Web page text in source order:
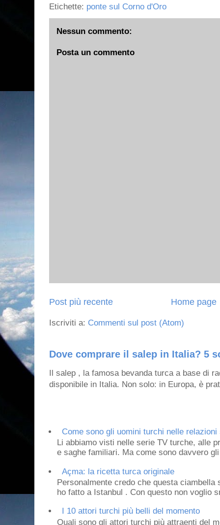
Etichette: ponte sul Corno d'Oro
Nessun commento:
Posta un commento
Post più recente Home page
Iscriviti a: Commenti sul post (Atom)
Dove comprare il salep in Italia? 5
Il salep , la famosa bevanda turca a base di
disponibile in Italia. Non solo: in Europa, è
Come sono gli uomini turchi nelle
Li abbiamo visti nelle serie TV turche, alle
e saghe familiari. Ma come sono davvero
Açma: la ricetta turca originale
Personalmente credo che questa
ho fatto a Istanbul . Con questo non voglio
I 10 attori turchi più belli del momento
Quali sono gli attori turchi più attraenti del